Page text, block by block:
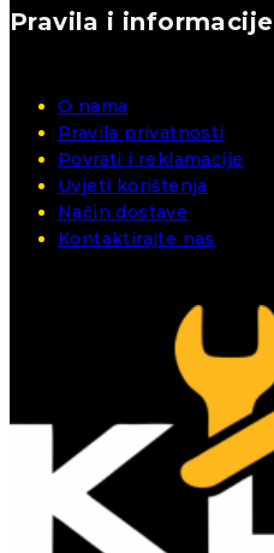
Pravila i informacije
O nama
Pravila privatnosti
Povrati i reklamacije
Uvjeti korištenja
Način dostave
Kontaktirajte nas